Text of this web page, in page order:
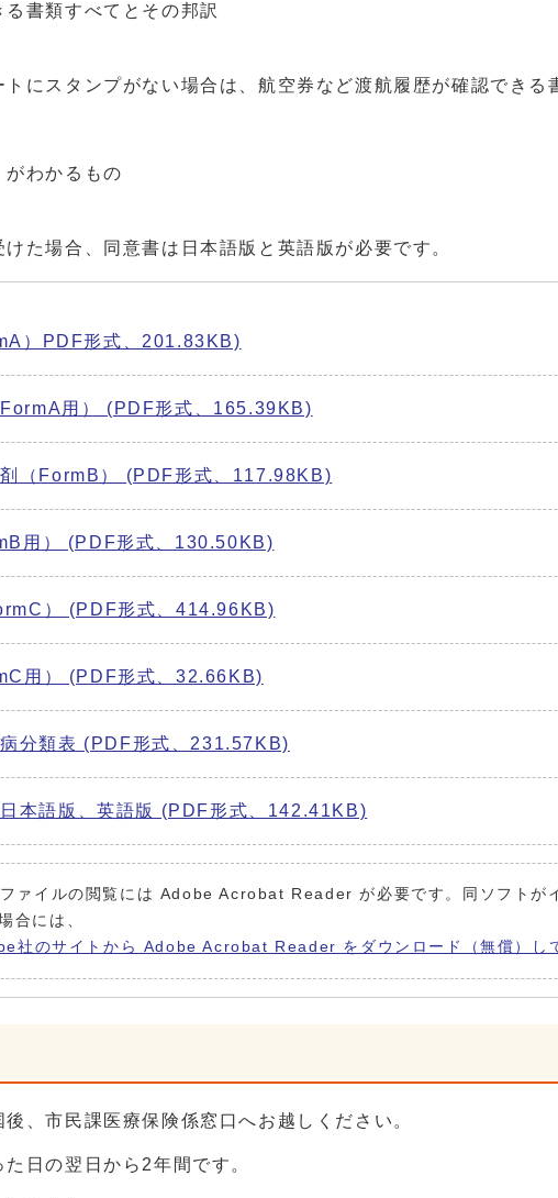
書類すべてとその邦訳
にスタンプがない場合は、航空券など渡航履歴が確認できる
がわかるもの
た場合、同意書は日本語版と英語版が必要です。
）PDF形式、201.83KB)
用） (PDF形式、165.39KB)
（FormB） (PDF形式、117.98KB)
用） (PDF形式、130.50KB)
） (PDF形式、414.96KB)
用） (PDF形式、32.66KB)
分類表 (PDF形式、231.57KB)
本語版、英語版 (PDF形式、142.41KB)
ァイルの閲覧には Adobe Acrobat Reader が必要です。同ソフトが
合には、
社のサイトから Adobe Acrobat Reader をダウンロード（無償）し
、市民課医療保険係窓口へお越しください。
日の翌日から2年間です。